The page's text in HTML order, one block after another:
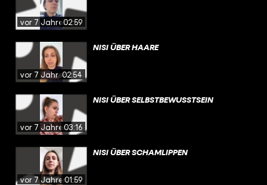
vor 7 Jahren02:59
vor 7 Jahren02:54
NISI ÜBER HAARE
vor 7 Jahren03:16
NISI ÜBER SELBSTBEWUSSTSEIN
vor 7 Jahren01:59
NISI ÜBER SCHAMLIPPEN